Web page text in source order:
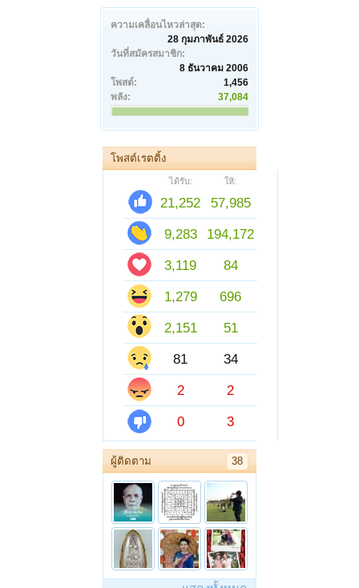
ความเคลื่อนไหวล่าสุด:
28 กุมภาพันธ์ 2026
วันที่สมัครสมาชิก:
8 ธันวาคม 2006
โพสต์:
1,456
พลัง:
37,084
โพสต์เรตติ้ง
ได้รับ: ให้:
21,252
57,985
9,283
194,172
3,119
84
1,279
696
2,151
51
81
34
2
2
0
3
ผู้ติดตาม 38